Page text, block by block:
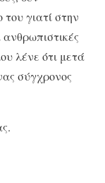
γιατί στην
λένε ότι μετά
σύγχρονος